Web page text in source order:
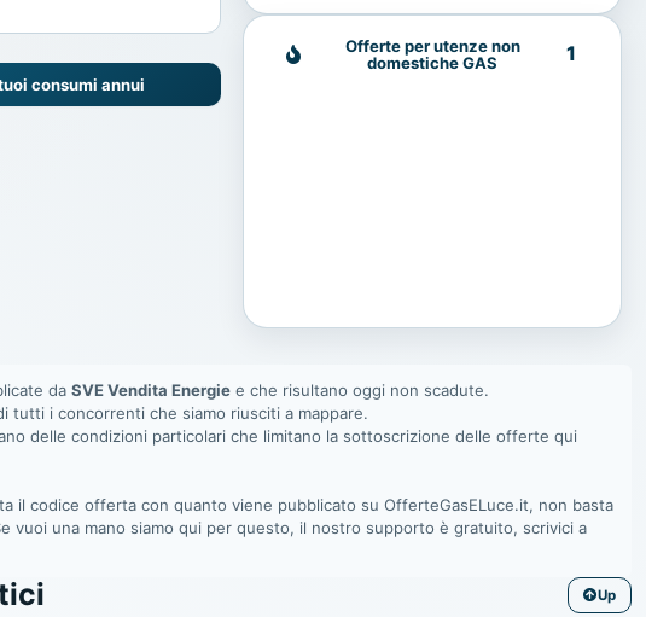
consumi annui
Offerte per utenze non
domestiche GAS
1
da SVE Vendita Energie e che risultano oggi non scadute.
tutti i concorrenti che siamo riusciti a mappare.
delle condizioni particolari che limitano la sottoscrizione delle offerte qui
codice offerta con quanto viene pubblicato su OfferteGasELuce.it, non basta
una mano siamo qui per questo, il nostro supporto è gratuito, scrivici a
Up